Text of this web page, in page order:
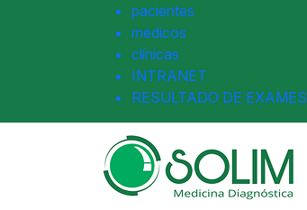
pacientes
médicos
clínicas
INTRANET
RESULTADO DE EXAMES